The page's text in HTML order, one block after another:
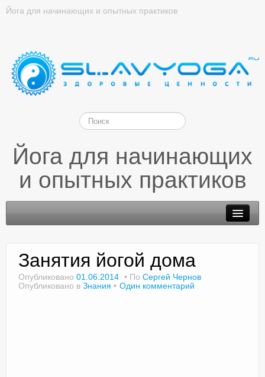
Йога для начинающих и опытных практиков
Йога для начинающих
и опытных практиков
Занятия йогой дома
Опубликовано 01.06.2014 По Сергей Чернов
Опубликовано в Знания Один комментарий